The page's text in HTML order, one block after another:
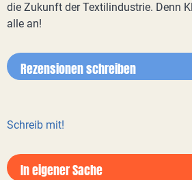
die Zukunft der Textilindustrie. Denn
alle an!
Rezensionen schreiben
Schreib mit!
In eigener Sache